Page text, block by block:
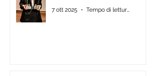
7 ott 2025 Tempo di lettura: 4 min